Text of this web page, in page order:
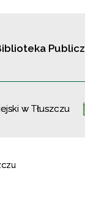
w Tłuszczu